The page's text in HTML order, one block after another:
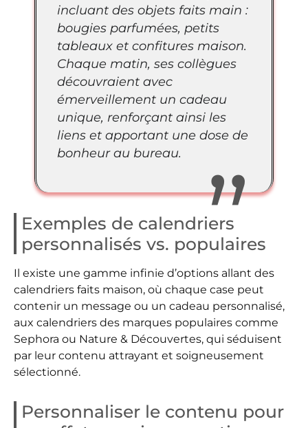
incluant des objets faits main :
bougies parfumées, petits
tableaux et confitures maison.
Chaque matin, ses collègues
découvraient avec
émerveillement un cadeau
unique, renforçant ainsi les
liens et apportant une dose de
bonheur au bureau.
Exemples de calendriers
personnalisés vs. populaires
Il existe une gamme infinie d’options allant des
calendriers faits maison, où chaque case peut
contenir un message ou un cadeau personnalisé,
aux calendriers des marques populaires comme
Sephora ou Nature & Découvertes, qui séduisent
par leur contenu attrayant et soigneusement
sélectionné.
Personnaliser le contenu pour